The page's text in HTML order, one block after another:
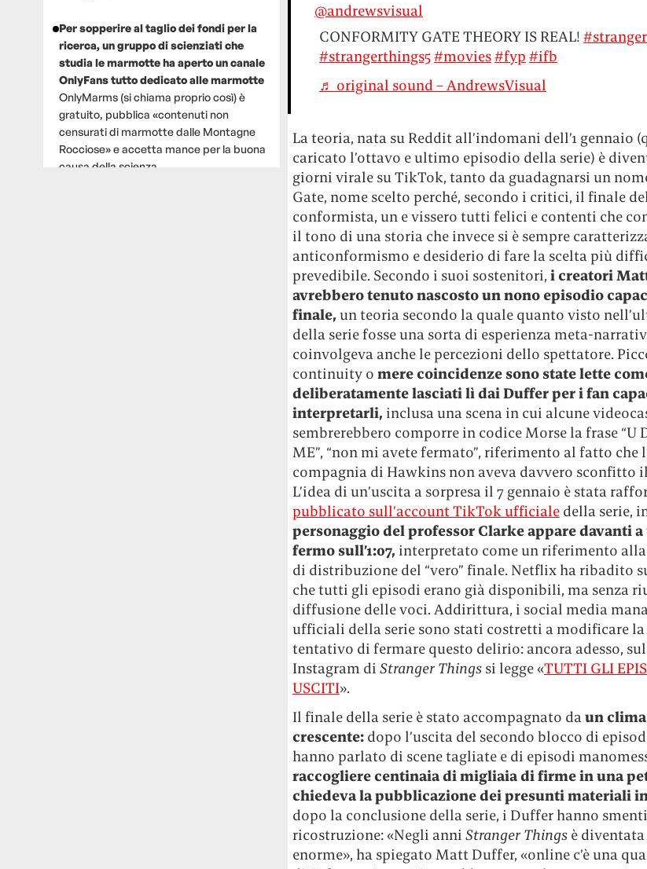
Per sopperire al taglio dei fondi per la
ricerca, un gruppo di scienziati che
studia le marmotte ha aperto un canale
OnlyFans tutto dedicato alle marmotte
OnlyMarms (si chiama proprio così) è
gratuito, pubblica «contenuti non
censurati di marmotte dalle Montagne
Rocciose» e accetta mance per la buona
causa della scienza.
@andrewsvisual
CONFORMITY GATE THEORY IS REAL!
#strangerthings5#movies#fyp #ifb
♬ original sound – AndrewsVisual
La teoria, nata su Reddit all’indomani dell’1 gennaio
caricato l’ottavo e ultimo episodio della serie) è
giorni virale su TikTok, tanto da guadagnarsi un
Gate, nome scelto perché, secondo i critici, il finale
conformista, un e vissero tutti felici e contenti che
il tono di una storia che invece si è sempre
anticonformismo e desiderio di fare la scelta più
prevedibile. Secondo i suoi sostenitori, i creatori
avrebbero tenuto nascosto un nono episodio
finale, un teoria secondo la quale quanto visto
della serie fosse una sorta di esperienza meta-
coinvolgeva anche le percezioni dello spettatore.
continuity o mere coincidenze sono state lette
deliberatamente lasciati lì dai Duffer per i fan
interpretarli, inclusa una scena in cui alcune
sembrerebbero comporre in codice Morse la frase “U
ME”, “non mi avete fermato”, riferimento al fatto che
compagnia di Hawkins non aveva davvero sconfitto
L’idea di un’uscita a sorpresa il 7 gennaio è stata
pubblicato sull’account TikTok ufficialedella serie,
personaggio del professor Clarke appare davanti
fermo sull’1:07, interpretato come un riferimento alla
di distribuzione del “vero” finale. Netflix ha ribadito
che tutti gli episodi erano già disponibili, ma senza
diffusione delle voci. Addirittura, i social media
ufficiali della serie sono stati costretti a modificare
tentativo di fermare questo delirio: ancora adesso,
Instagram di Stranger Things si legge «TUTTI GLI
USCITI».
Il finale della serie è stato accompagnato da un
crescente:dopo l’uscita del secondo blocco di
hanno parlato di scene tagliate e di episodi
raccogliere centinaia di migliaia di firme in una
chiedeva la pubblicazione dei presunti materiali
dopo la conclusione della serie, i Duffer hanno
ricostruzione: «Negli anni Stranger Thingsè diventata
enorme», ha spiegato Matt Duffer, «online c’è una